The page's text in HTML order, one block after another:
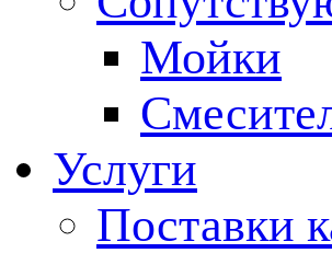
Мойки
Услуги
Поставки